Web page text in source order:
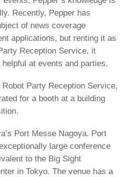
Recently, Pepper has
of news coverage
applications, but renting it as
Reception Service, it
at events and parties.
Party Reception Service,
for a booth at a building
Port Messe Nagoya. Port
large conference
to the Big Sight
in Tokyo. The venue has a